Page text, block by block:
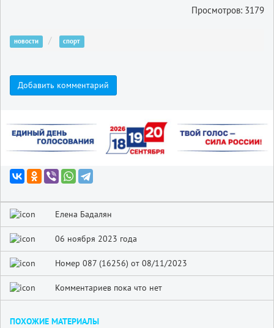
Просмотров: 3179
новости спорт
Добавить комментарий
Елена Бадалян
06 ноября 2023 года
Номер 087 (16256) от 08/11/2023
Комментариев пока что нет
ПОХОЖИЕ МАТЕРИАЛЫ